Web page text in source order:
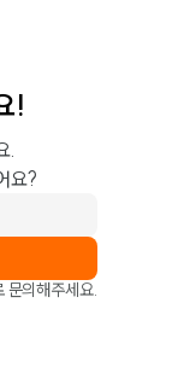
!
.
요?
문의해주세요.